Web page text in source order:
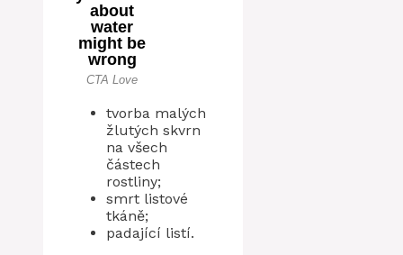
tvorba malých
žlutých skvrn
na všech
částech
rostliny;
smrt listové
tkáně;
padající listí.